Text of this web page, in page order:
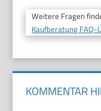
Weitere Fragen
Kaufberatung FAQ-
KOMMENTAR